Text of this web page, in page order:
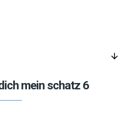
arrow_downward
mein schatz 6